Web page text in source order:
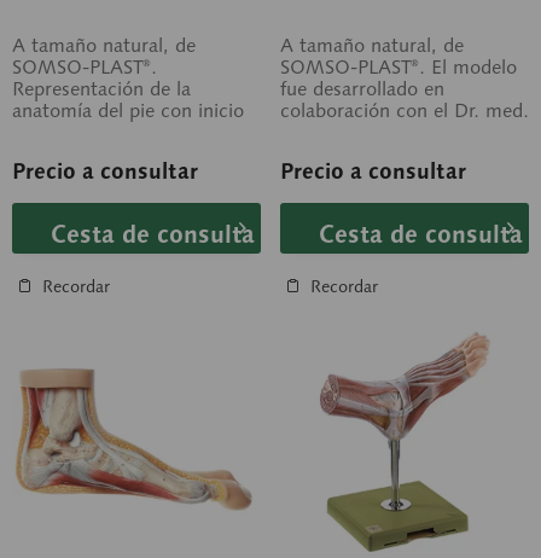
A tamaño natural, de
SOMSO-PLAST®.
Representación de la
anatomía del pie con inicio
Precio a consultar
Cesta de consulta
Recordar
A tamaño natural, de
SOMSO-PLAST®. El modelo
fue desarrollado en
colaboración con el Dr. med.
Precio a consultar
Cesta de consulta
Recordar